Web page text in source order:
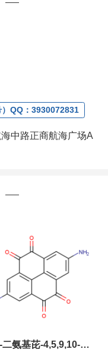
QQ：3930072831
中路正商航海广场A
二氨基芘-4,5,9,10-四